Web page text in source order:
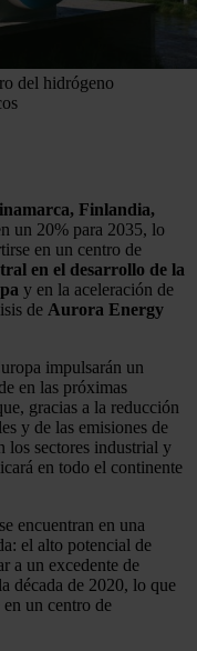
del hidrógeno
Finlandia,
un 20% para 2035, lo
en un centro de
en el desarrollo de la
y en la aceleración de
de Aurora Energy
impulsarán un
en las próximas
gracias a la reducción
y de las emisiones de
los sectores industrial y
en todo el continente
encuentran en una
el alto potencial de
a un excedente de
década de 2020, lo que
un centro de